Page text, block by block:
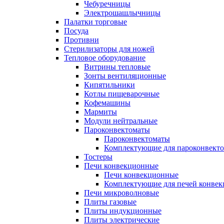
Чебуречницы
Электрошашлычницы
Палатки торговые
Посуда
Противни
Стерилизаторы для ножей
Тепловое оборудование
Витрины тепловые
Зонты вентиляционные
Кипятильники
Котлы пищеварочные
Кофемашины
Мармиты
Модули нейтральные
Пароконвектоматы
Пароконвектоматы
Комплектующие для
Тостеры
Печи конвекционные
Печи конвекционные
Комплектующие для печей
Печи микроволновые
Плиты газовые
Плиты индукционные
Плиты электрические